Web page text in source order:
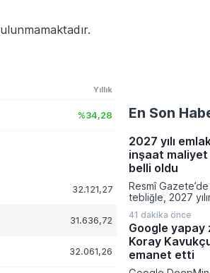
Yıllık
%34,28
32.121,27
31.636,72
32.061,26
En Son
2027 yılı
inşaat
belli oldu
Resmî Gazete’de
tebliğle, 2027
hesaplanmasında
normal inşaat
belirlendi.
fabrikalara,
41 dakika önce
Google yapay
Koray
emanet etti